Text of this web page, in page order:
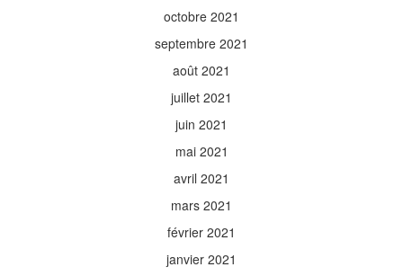
octobre 2021
septembre 2021
août 2021
juillet 2021
juin 2021
mai 2021
avril 2021
mars 2021
février 2021
janvier 2021